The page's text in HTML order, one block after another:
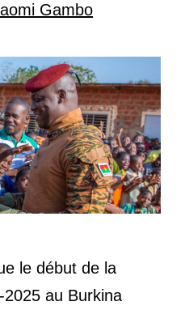
Gambo
le début de la
au Burkina